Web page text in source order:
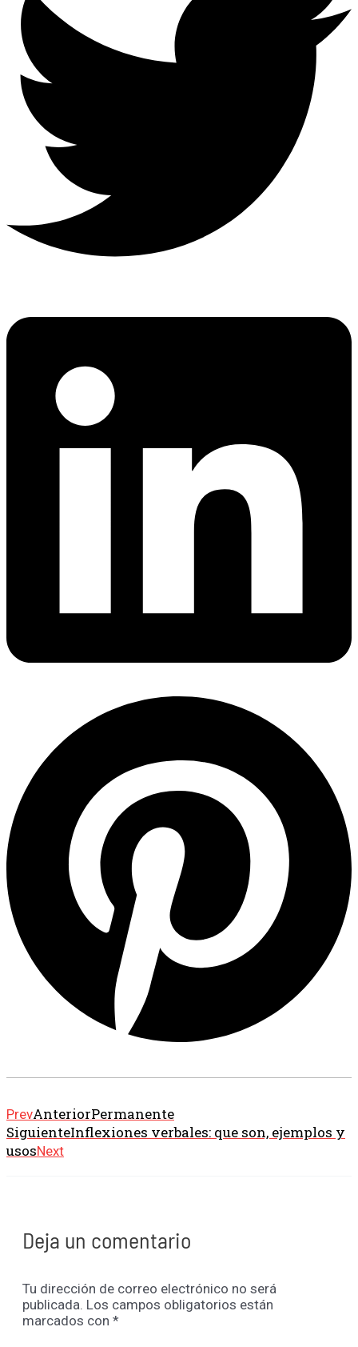
PrevAnteriorPermanente
SiguienteInflexiones verbales: que son, ejemplos y
usosNext
Deja un comentario
Tu dirección de correo electrónico no será
publicada. Los campos obligatorios están
marcados con *